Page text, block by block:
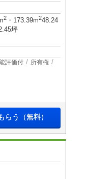
2 ・173.39m248.24
坪
評価付
所有権
らう（無料）